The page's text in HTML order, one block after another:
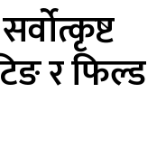
र फिल्ड